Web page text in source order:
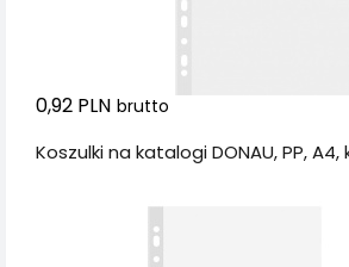
0,92 PLN brutto
Koszulki na katalogi DONAU, PP, A4,